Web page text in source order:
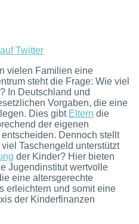
Twitter
vielen Familien eine
steht die Frage: Wie viel
In Deutschland und
Vorgaben, die eine
Dies gibt Eltern die
der eigenen
Dennoch stellt
Taschengeld unterstützt
der Kinder? Hier bieten
Jugendinstitut wertvolle
eine altersgerechte
erleichtern und somit eine
der Kinderfinanzen